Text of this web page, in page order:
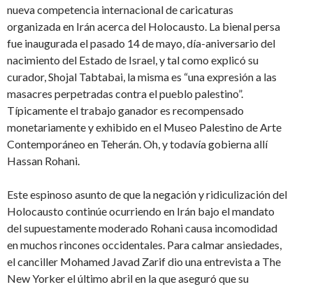
nueva competencia internacional de caricaturas
organizada en Irán acerca del Holocausto. La bienal persa
fue inaugurada el pasado 14 de mayo, día-aniversario del
nacimiento del Estado de Israel, y tal como explicó su
curador, Shojal Tabtabai, la misma es “una expresión a las
masacres perpetradas contra el pueblo palestino”.
Típicamente el trabajo ganador es recompensado
monetariamente y exhibido en el Museo Palestino de Arte
Contemporáneo en Teherán. Oh, y todavía gobierna allí
Hassan Rohani.
Este espinoso asunto de que la negación y ridiculización del
Holocausto continúe ocurriendo en Irán bajo el mandato
del supuestamente moderado Rohani causa incomodidad
en muchos rincones occidentales. Para calmar ansiedades,
el canciller Mohamed Javad Zarif dio una entrevista a The
New Yorker el último abril en la que aseguró que su